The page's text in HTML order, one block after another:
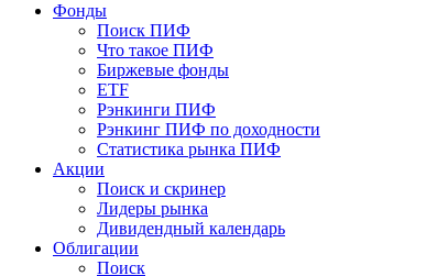
Фонды
Поиск ПИФ
Что такое ПИФ
Биржевые фонды
ETF
Рэнкинги ПИФ
Рэнкинг ПИФ по доходности
Статистика рынка ПИФ
Акции
Поиск и скринер
Лидеры рынка
Дивидендный календарь
Облигации
Поиск